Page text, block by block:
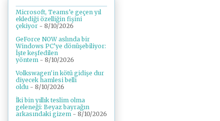
Microsoft, Teams’e geçen yıl
eklediği özelliğin fişini
çekiyor - 8/10/2026
GeForce NOW aslında bir
Windows PC’ye dönüşebiliyor:
İşte keşfedilen
yöntem - 8/10/2026
Volkswagen'in kötü gidişe dur
diyecek hamlesi belli
oldu - 8/10/2026
İki bin yıllık teslim olma
geleneği: Beyaz bayrağın
arkasındaki gizem - 8/10/2026